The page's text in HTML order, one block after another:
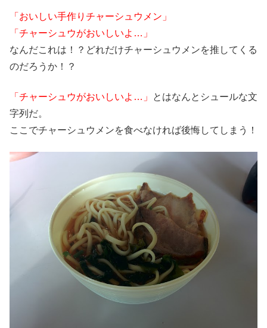
「おいしい手作りチャーシュウメン」
「チャーシュウがおいしいよ…」
なんだこれは！？どれだけチャーシュウメンを推してくる
のだろうか！？
「チャーシュウがおいしいよ…」
とはなんとシュールな文
字列だ。
ここでチャーシュウメンを食べなければ後悔してしまう！